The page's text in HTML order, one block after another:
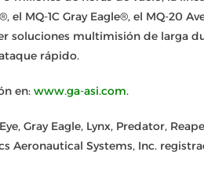
el MQ-1C Gray Eagle®, el MQ-20
soluciones multimisión de larga
rápido.
en: www.ga-asi.com.
Gray Eagle, Lynx, Predator,
Aeronautical Systems, Inc.